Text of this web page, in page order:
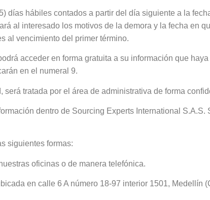
días hábiles contados a partir del día siguiente a la
al interesado los motivos de la demora y la fecha en
al vencimiento del primer término.
acceder en forma gratuita a su información que
en el numeral 9.
tratada por el área de administrativa de forma
dentro de Sourcing Experts International
siguientes formas:
oficinas o de manera telefónica.
en calle 6 A número 18-97 interior 1501, Medellín